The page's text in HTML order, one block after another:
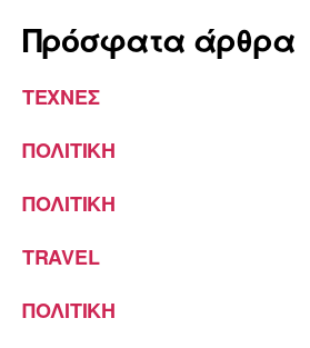
Πρόσφατα άρθρα
ΤΕΧΝΕΣ
ΠΟΛΙΤΙΚΗ
ΠΟΛΙΤΙΚΗ
TRAVEL
ΠΟΛΙΤΙΚΗ